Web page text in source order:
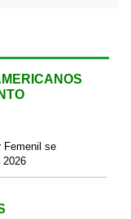
Femenil se
2026